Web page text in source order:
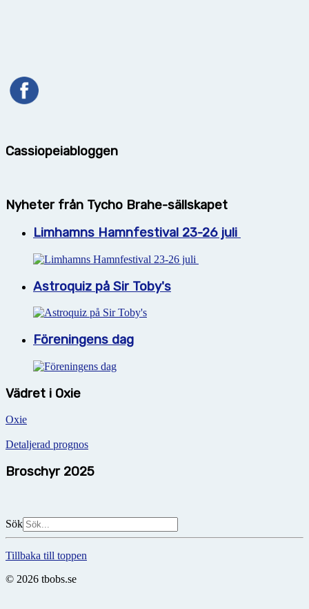
Cassiopeiabloggen
Nyheter från Tycho Brahe-sällskapet
Limhamns Hamnfestival 23-26 juli
Astroquiz på Sir Toby's
Föreningens dag
Vädret i Oxie
Oxie
Detaljerad prognos
Broschyr 2025
Sök
Tillbaka till toppen
© 2026 tbobs.se